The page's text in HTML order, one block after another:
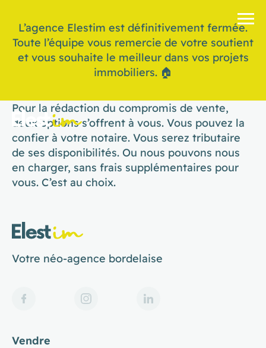
L’agence Elestim est définitivement fermée.
Toute l’équipe vous remercie de votre soutient
et vous souhaite le meilleur dans vos projets
immobiliers. 🏠
Pour la rédaction du compromis de vente,
deux options s’offrent à vous. Vous pouvez la
confier à votre notaire. Vous serez tributaire
de ses disponibilités. Ou nous pouvons nous
en charger, sans frais supplémentaires pour
vous. C’est au choix.
Votre néo-agence bordelaise
Vendre